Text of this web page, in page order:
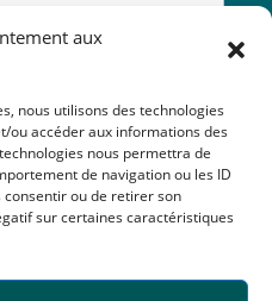
aux
nous utilisons des technologies
ou accéder aux informations des
nous permettra de
de navigation ou les ID
consentir ou de retirer son
sur certaines caractéristiques